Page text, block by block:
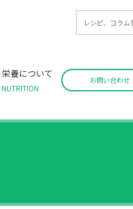
栄養について
NUTRITION
お問い合わせ